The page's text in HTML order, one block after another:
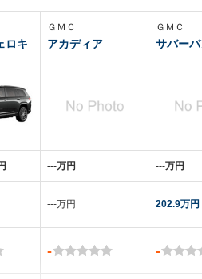
ロキ
ＧＭＣ
アカディア
‐‐‐万円
‐‐‐万円
-
ＧＭＣ
サバー
‐‐‐万円
202.9万円
-